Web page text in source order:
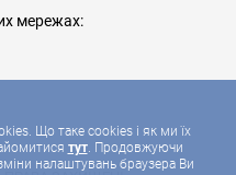
Що таке cookies і як ми їх
тут. Продовжуючи
налаштувань браузера Ви
мережах: